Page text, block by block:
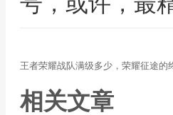
王者荣耀战队满级多少，荣耀征途的
相关文章